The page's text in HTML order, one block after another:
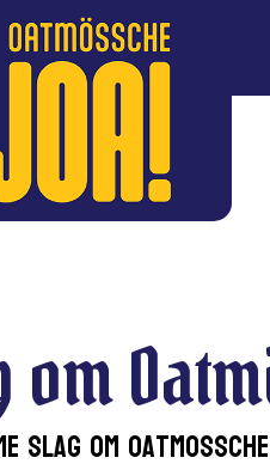
om
Slag om